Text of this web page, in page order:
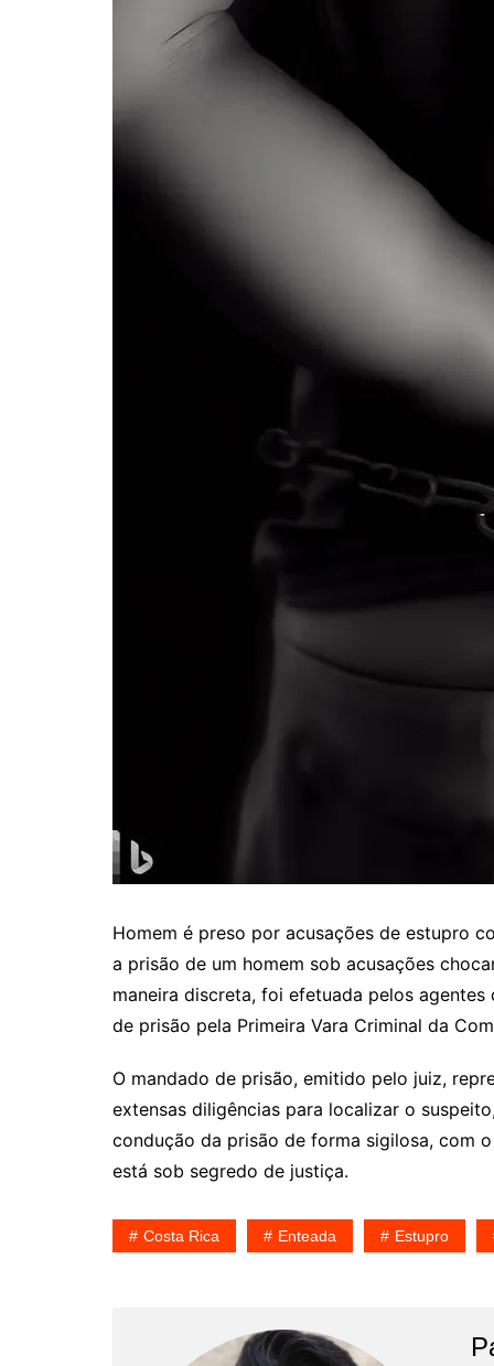
Homem é preso por acusações de estupro
a prisão de um homem sob acusações
maneira discreta, foi efetuada pelos
de prisão pela Primeira Vara Criminal da
O mandado de prisão, emitido pelo juiz,
extensas diligências para localizar o
condução da prisão de forma sigilosa, com
está sob segredo de justiça.
Costa Rica Enteada Estupro